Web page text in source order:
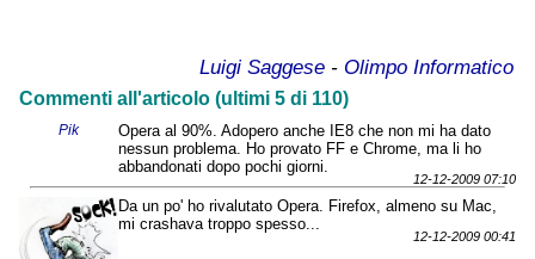
Luigi Saggese - Olimpo Informatico
Commenti all'articolo (ultimi 5 di 110)
Pik
Opera al 90%. Adopero anche IE8 che non mi ha dato
nessun problema. Ho provato FF e Chrome, ma li ho
abbandonati dopo pochi giorni.
12-12-2009 07:10
Da un po' ho rivalutato Opera. Firefox, almeno su Mac,
mi crashava troppo spesso...
12-12-2009 00:41